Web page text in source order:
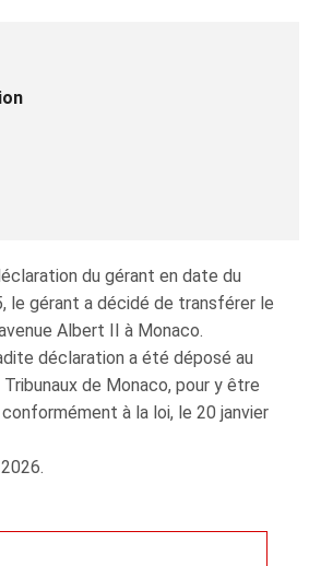
du gérant en date du
le gérant a décidé de transférer le
Albert II à Monaco.
déclaration a été déposé au
de Monaco, pour y être
à la loi, le 20 janvier